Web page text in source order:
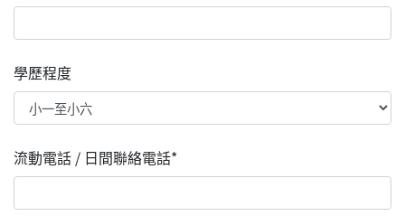
學歷程度
流動電話 / 日間聯絡電話*